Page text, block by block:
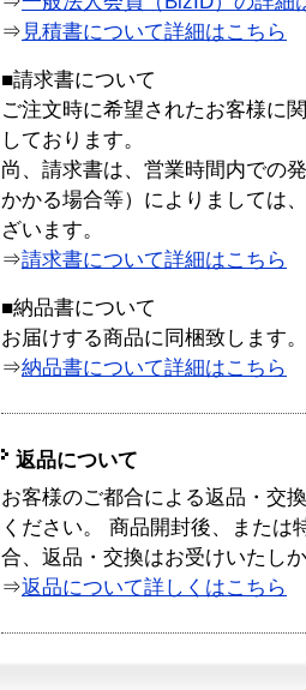
⇒ 見積書について詳細はこちら
■請求書について
ご注文時に希望されたお客様に
しております。
尚、請求書は、営業時間内での
かかる場合等）によりましては
ざいます。
⇒請求書について詳細はこちら
■納品書について
お届けする商品に同梱致します。
⇒納品書について詳細はこちら
返品について
お客様のご都合による返品・交
ください。 商品開封後、または
合、返品・交換はお受けいたし
⇒返品について詳しくはこちら